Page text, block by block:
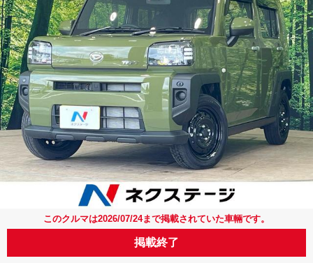
このクルマは2026/07/24まで掲載されていた車輛です。
掲載終了